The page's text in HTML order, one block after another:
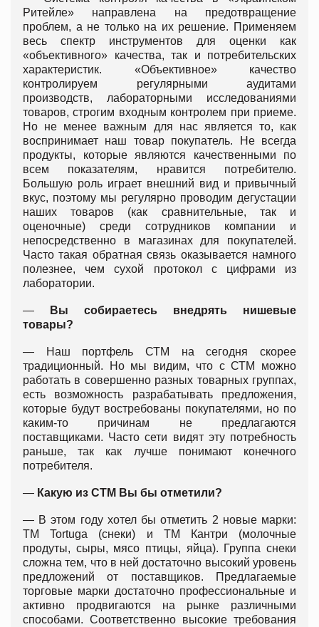
Ритейле» направлена на предотвращение
проблем, а не только на их решение. Применяем
весь спектр инструментов для оценки как
«объективного» качества, так и потребительских
характеристик. «Объективное» качество
контролируем регулярными аудитами
производств, лабораторными исследованиями
товаров, строгим входным контролем при приеме.
Но не менее важным для нас является то, как
воспринимает наш товар покупатель. Не всегда
продукты, которые являются качественными по
всем показателям, нравится потребителю.
Большую роль играет внешний вид и привычный
вкус, поэтому мы регулярно проводим дегустации
наших товаров (как сравнительные, так и
оценочные) среди сотрудников компании и
непосредственно в магазинах для покупателей.
Часто такая обратная связь оказывается намного
полезнее, чем сухой протокол с цифрами из
лаборатории.
— Вы собираетесь внедрять нишевые
товары?
— Наш портфель СТМ на сегодня скорее
традиционный. Но мы видим, что с СТМ можно
работать в совершенно разных товарных группах,
есть возможность разрабатывать предложения,
которые будут востребованы покупателями, но по
каким-то причинам не предлагаются
поставщиками. Часто сети видят эту потребность
раньше, так как лучше понимают конечного
потребителя.
— Какую из СТМ Вы бы отметили?
— В этом году хотел бы отметить 2 новые марки:
ТМ Tortuga (снеки) и ТМ Кантри (молочные
продуты, сыры, мясо птицы, яйца). Группа снеки
сложна тем, что в ней достаточно высокий уровень
предложений от поставщиков. Предлагаемые
торговые марки достаточно профессиональные и
активно продвигаются на рынке различными
способами. Соответственно высокие требования